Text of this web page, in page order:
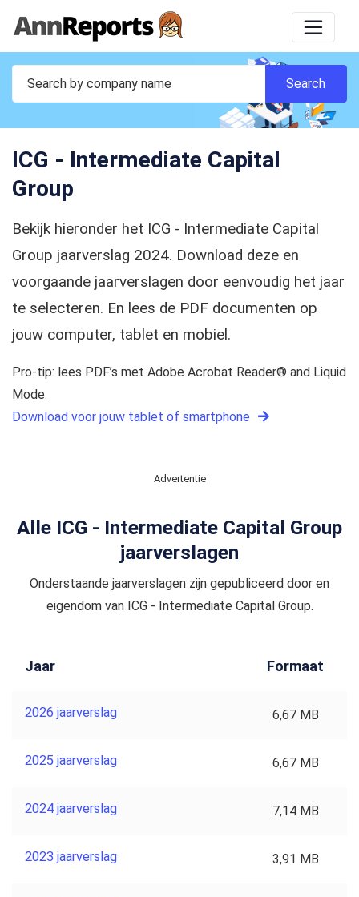
ICG - Intermediate Capital
Group
Bekijk hieronder het ICG - Intermediate Capital
Group jaarverslag 2024. Download deze en
voorgaande jaarverslagen door eenvoudig het jaar
te selecteren. En lees de PDF documenten op
jouw computer, tablet en mobiel.
Pro-tip: lees PDF’s met Adobe Acrobat Reader® and Liquid
Mode.
Download voor jouw tablet of smartphone
Advertentie
Alle ICG - Intermediate Capital Group
jaarverslagen
Onderstaande jaarverslagen zijn gepubliceerd door en
eigendom van ICG - Intermediate Capital Group.
Jaar Formaat
2026 jaarverslag 6,67 MB
2025 jaarverslag 6,67 MB
2024 jaarverslag 7,14 MB
2023 jaarverslag 3,91 MB